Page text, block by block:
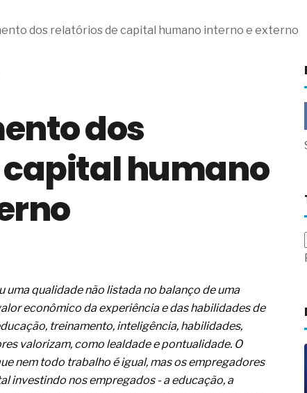
como estratégia
de materiais
B2B e a venda complexa
dos fios, cabos e
com tipologia de giro para as
apenas reage aos problemas?
a frio in situ com emulsão
ânus
de ovário
cabelos ou calvície
o resultado positivo
em estruturas hidráulicas de
dos relatórios de capital humano interno e externo
dos
humano
uma qualidade não listada no balanço de uma
econômico da experiência e das habilidades de
treinamento, inteligência, habilidades,
valorizam, como lealdade e pontualidade. O
nem todo trabalho é igual, mas os empregadores
investindo nos empregados - a educação, a